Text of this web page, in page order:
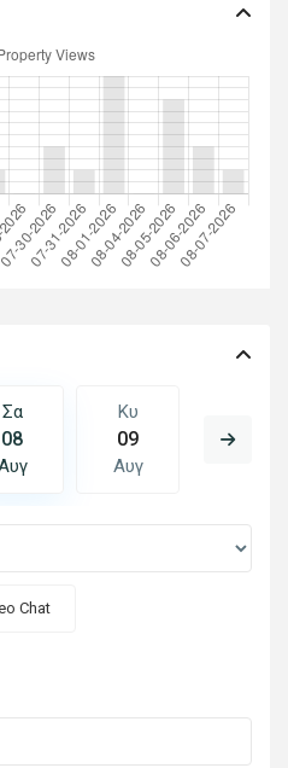
Σα
08
Κυ
09
Αυγ
10
Chat